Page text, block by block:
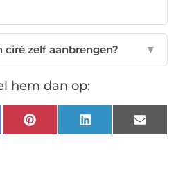
ciré zelf aanbrengen? ▼
hem dan op:
Pinterest LinkedIn Email